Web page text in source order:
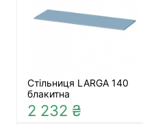
Стільниця LARGA 140
блакитна
2 232 ₴